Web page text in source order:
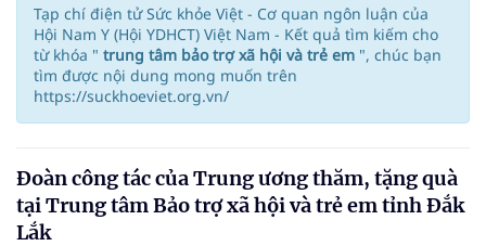
Tạp chí điện tử Sức khỏe Việt - Cơ quan ngôn luận của
Hội Nam Y (Hội YDHCT) Việt Nam - Kết quả tìm kiếm cho
từ khóa " trung tâm bảo trợ xã hội và trẻ em ", chúc bạn
tìm được nội dung mong muốn trên
https://suckhoeviet.org.vn/
Đoàn công tác của Trung ương thăm, tặng quà
tại Trung tâm Bảo trợ xã hội và trẻ em tỉnh Đắk
Lắk